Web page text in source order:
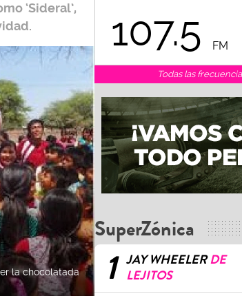
‘Sideral’,
la chocolatada
FM 107.5 FM
Todas las
SuperZónica
1 JAY WHEELERDE
LEJITOS